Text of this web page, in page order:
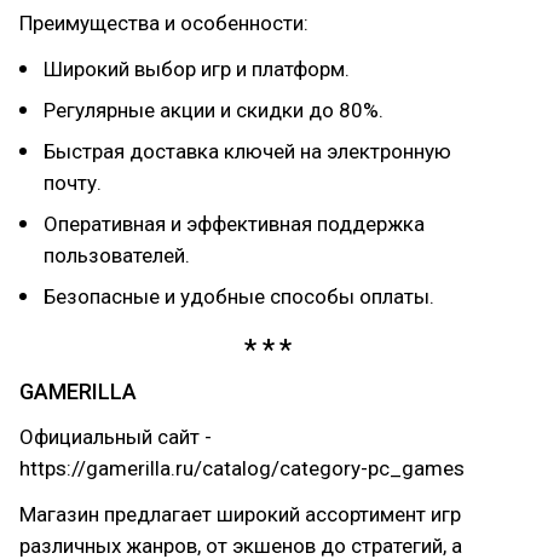
Преимущества и особенности:
Широкий выбор игр и платформ.
Регулярные акции и скидки до 80%.
Быстрая доставка ключей на электронную
почту.
Оперативная и эффективная поддержка
пользователей.
Безопасные и удобные способы оплаты.
GAMERILLA
Официальный сайт -
https://gamerilla.ru/catalog/category-pc_games
Магазин предлагает широкий ассортимент игр
различных жанров, от экшенов до стратегий, а